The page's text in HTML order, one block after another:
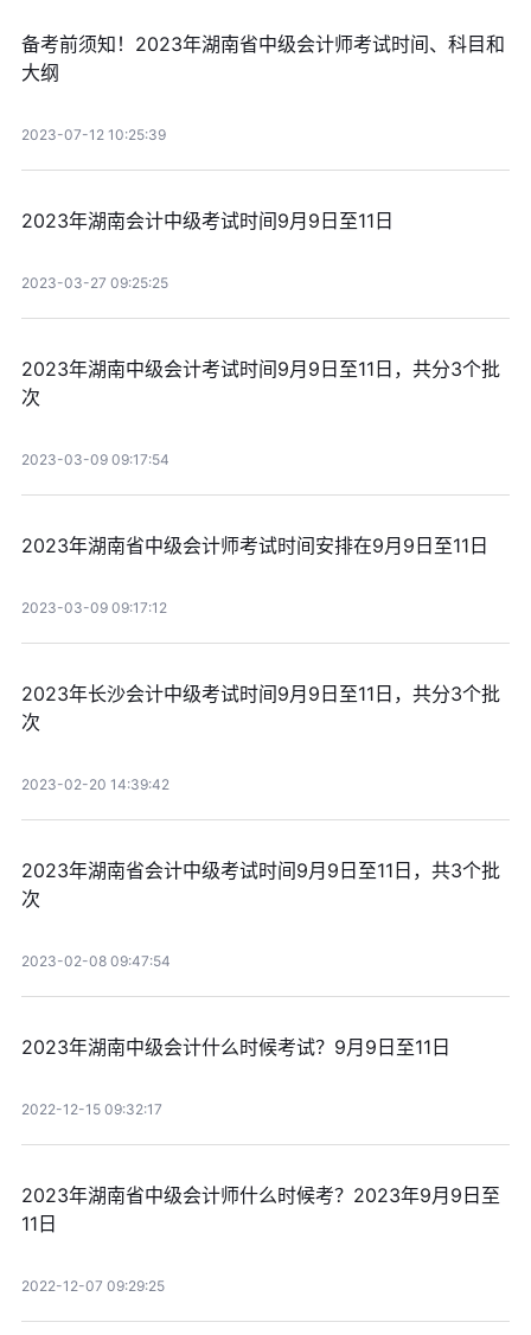
备考前须知！2023年湖南省中级会计师考试时间、科目和
大纲
2023-07-12 10:25:39
2023年湖南会计中级考试时间9月9日至11日
2023-03-27 09:25:25
2023年湖南中级会计考试时间9月9日至11日，共分3个批
次
2023-03-09 09:17:54
2023年湖南省中级会计师考试时间安排在9月9日至11日
2023-03-09 09:17:12
2023年长沙会计中级考试时间9月9日至11日，共分3个批
次
2023-02-20 14:39:42
2023年湖南省会计中级考试时间9月9日至11日，共3个批
次
2023-02-08 09:47:54
2023年湖南中级会计什么时候考试？9月9日至11日
2022-12-15 09:32:17
2023年湖南省中级会计师什么时候考？2023年9月9日至
11日
2022-12-07 09:29:25